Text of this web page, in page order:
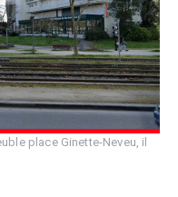
place Ginette-Neveu, il